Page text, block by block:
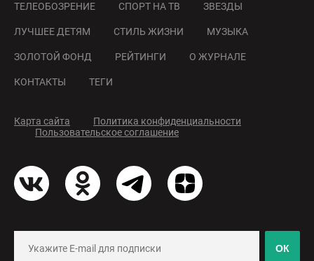
ТЕЛЕОБОЗРЕНИЕ СПОРТ НА ТВ ЗВЕЗДЫ
ЛУЧШЕЕ ДЕТЯМ СТИЛЬ ЖИЗНИ МУЗЫКА
ЗОЛОТОЙ ФОНД РЕЙТИНГИ О ЖУРНАЛЕ
КОНТАКТЫ ТЕГИ
Карта сайта
Политика конфиденциальности
Пользовательское соглашение
ОК